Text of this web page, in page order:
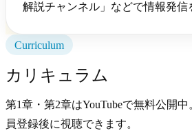
解説チャンネル」などで情報発信
Curriculum
カリキュラム
第1章・第2章はYouTubeで無料公開
員登録後に視聴できます。